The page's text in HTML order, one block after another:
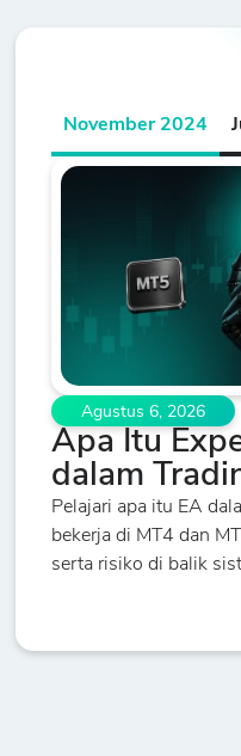
November 2024
Agustus 6, 2026
Apa Itu
dalam
Pelajari apa itu EA
bekerja di MT4 dan
serta risiko di balik